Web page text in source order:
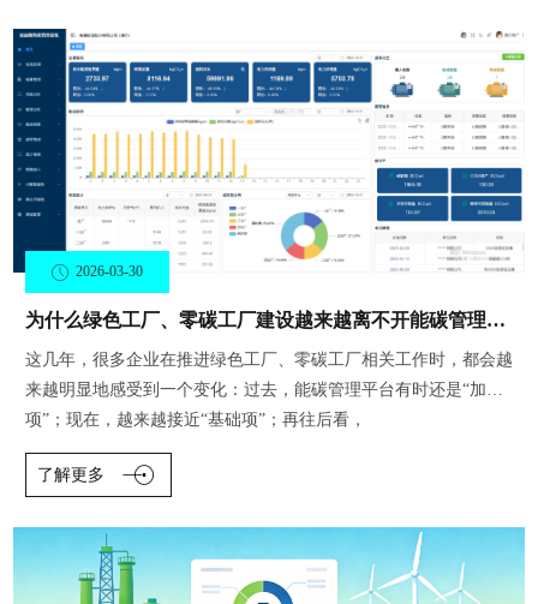
2026-03-30
为什么绿色工厂、零碳工厂建设越来越离不开能碳管理平台？
这几年，很多企业在推进绿色工厂、零碳工厂相关工作时，都会越
来越明显地感受到一个变化：过去，能碳管理平台有时还是“加分
项”；现在，越来越接近“基础项”；再往后看，
了解更多